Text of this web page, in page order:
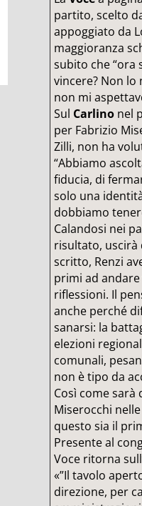
partito, scelto
appoggiato da
maggioranza
subito che “ora
vincere? Non
non mi
Sul Carlino nel
per Fabrizio
Zilli, non ha
“Abbiamo
fiducia, di
solo una
dobbiamo
Calandosi nei
risultato, uscirà
scritto, Renzi
primi ad
riflessioni. Il
anche perché
sanarsi: la
elezioni
comunali,
non è tipo da
Così come
Miserocchi
questo sia il
Presente al
Voce ritorna
«”Il tavolo
direzione, per